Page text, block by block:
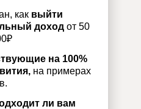
ли вам
на 100%
на примерах
как выйти
доход от 50